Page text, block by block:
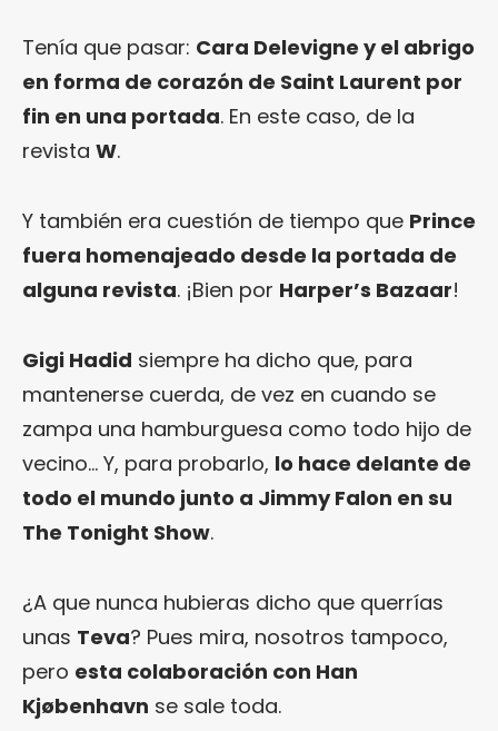
Tenía que pasar: Cara Delevigne y el abrigo
en forma de corazón de Saint Laurent por
fin en una portada. En este caso, de la
revista W.
Y también era cuestión de tiempo que Prince
fuera homenajeado desde la portada de
alguna revista. ¡Bien por Harper’s Bazaar!
Gigi Hadid siempre ha dicho que, para
mantenerse cuerda, de vez en cuando se
zampa una hamburguesa como todo hijo de
vecino… Y, para probarlo, lo hace delante de
todo el mundo junto a Jimmy Falon en su
The Tonight Show.
¿A que nunca hubieras dicho que querrías
unas Teva? Pues mira, nosotros tampoco,
pero esta colaboración con Han
Kjøbenhavn se sale toda.